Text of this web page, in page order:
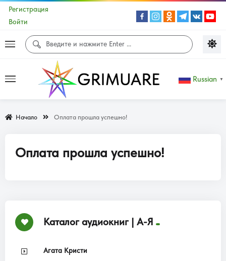
Регистрация
Войти
Russian ▼
Начало Оплата прошла успешно!
Оплата прошла успешно!
Каталог аудиокниг | А-Я
Агата Кристи